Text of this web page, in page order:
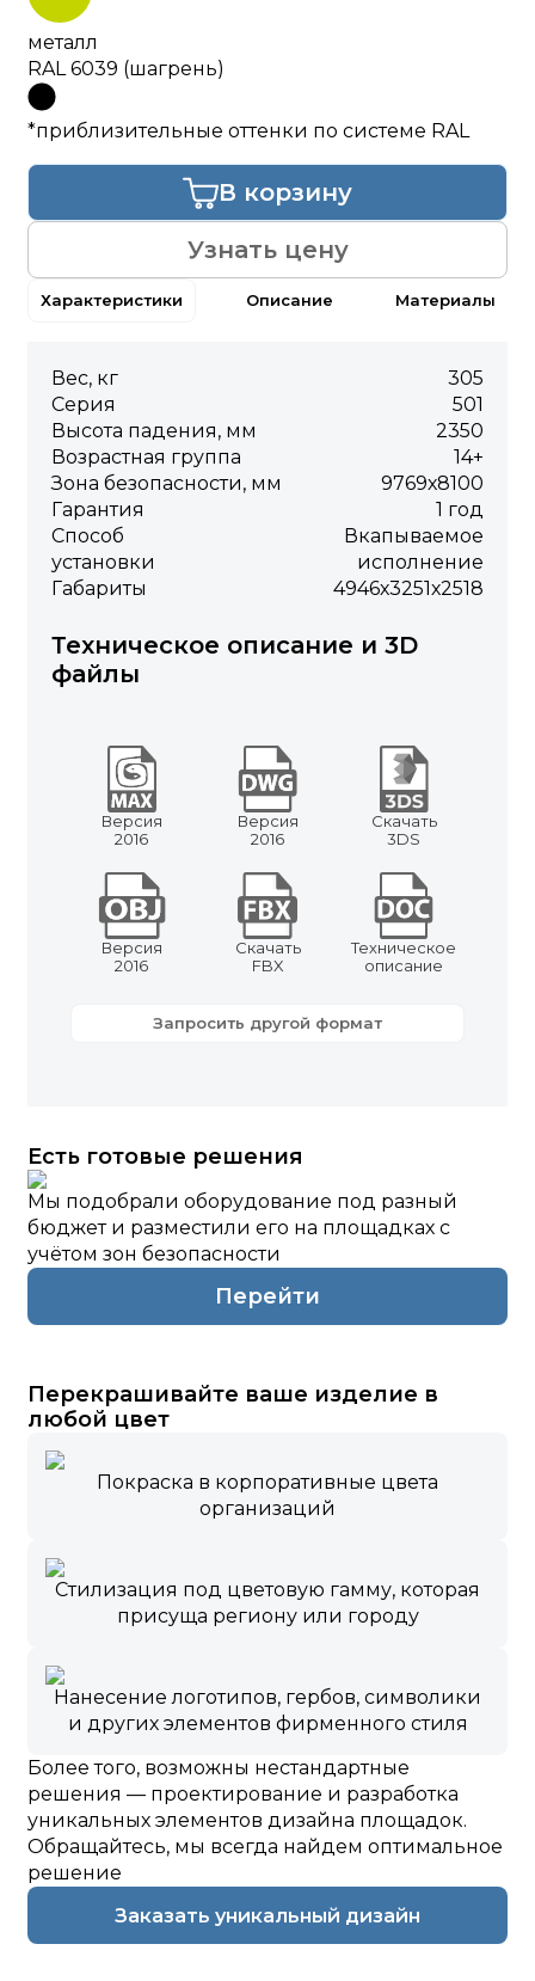
Характеристики Описание Материалы
Вес, кг
305
Серия
501
Высота падения, мм
2350
Возрастная группа
14+
Зона безопасности, мм
9769х8100
Гарантия
1 год
Способ
установки
Вкапываемое
исполнение
Габариты
4946х3251х2518
Техническое описание и 3D
файлы
Версия
2016
Версия
2016
Скачать
3DS
Версия
2016
Скачать
FBX
Техническое
описание
Запросить другой формат
Есть готовые решения
Мы подобрали оборудование под разный
бюджет и разместили его на площадках с
учётом зон безопасности
Перейти
Перекрашивайте ваше изделие в
любой цвет
Покраска в корпоративные цвета
организаций
Стилизация под цветовую гамму, которая
присуща региону или городу
Нанесение логотипов, гербов, символики
и других элементов фирменного стиля
Более того, возможны нестандартные
решения — проектирование и разработка
уникальных элементов дизайна площадок.
Обращайтесь, мы всегда найдем оптимальное
решение
Заказать уникальный дизайн
металл
RAL 6039 (шагрень)
*приблизительные оттенки по системе RAL
Узнать цену
В корзину